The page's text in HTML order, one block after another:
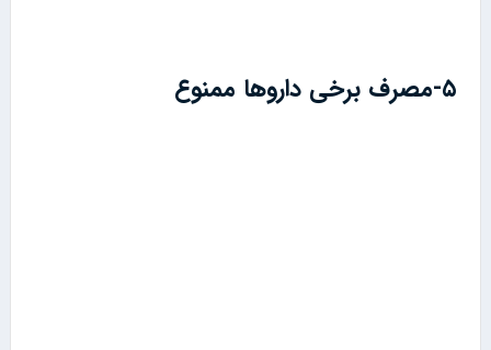
۵-مصرف برخی داروها ممنوع